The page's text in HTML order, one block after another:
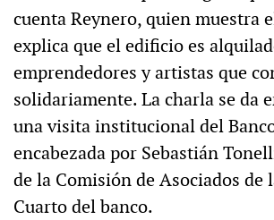
cuenta Reynero, quien muestra
explica que el edificio es
emprendedores y artistas que
solidariamente. La charla se da
una visita institucional del
encabezada por Sebastián
de la Comisión de Asociados de
Cuarto del banco.